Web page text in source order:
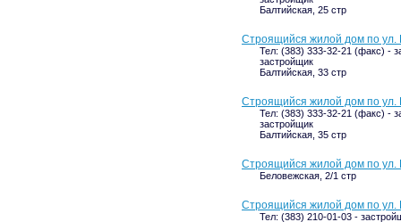
Балтийская, 25 стр
Строящийся жилой дом по ул.
Тел: (383) 333-32-21 (факс) -
застройщик
Балтийская, 33 стр
Строящийся жилой дом по ул.
Тел: (383) 333-32-21 (факс) -
застройщик
Балтийская, 35 стр
Строящийся жилой дом по ул.
Беловежская, 2/1 стр
Строящийся жилой дом по ул.
Тел: (383) 210-01-03 -